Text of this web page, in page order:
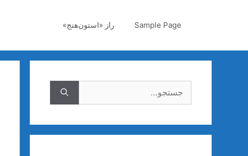
Sample Page راز «استون‌هنج»